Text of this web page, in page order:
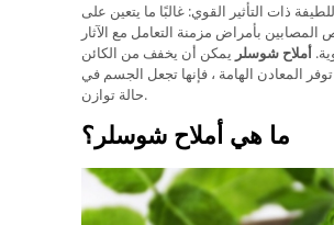
ذات التأثير القوي: غالبًا ما يتعين على
المصابين بأمراض مزمنة التعامل مع الآثار
أملاح شوسلر يمكن أن يخفف من الكائن
توفر المعادن الهامة ، فإنها تجعل الجسم في
حالة توازن.
ما هي أملاح شوسلر؟